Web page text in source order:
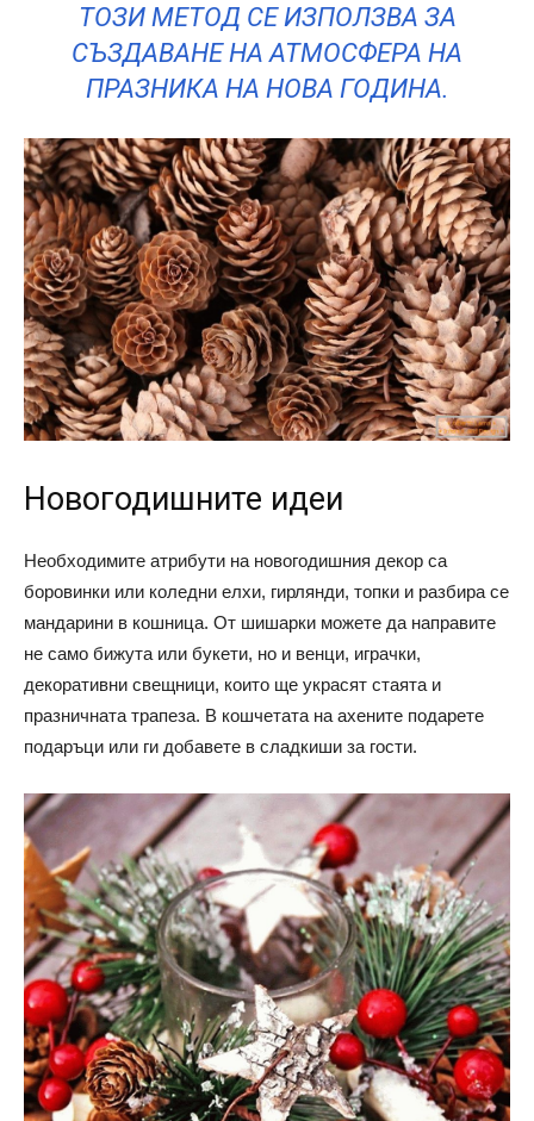
ТОЗИ МЕТОД СЕ ИЗПОЛЗВА ЗА
СЪЗДАВАНЕ НА АТМОСФЕРА НА
ПРАЗНИКА НА НОВА ГОДИНА.
Новогодишните идеи
Необходимите атрибути на новогодишния декор са
боровинки или коледни елхи, гирлянди, топки и разбира се
мандарини в кошница. От шишарки можете да направите
не само бижута или букети, но и венци, играчки,
декоративни свещници, които ще украсят стаята и
празничната трапеза. В кошчетата на ахените подарете
подаръци или ги добавете в сладкиши за гости.